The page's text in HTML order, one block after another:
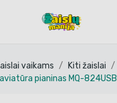
vaikams Kiti žaislai
pianinas MQ-824USB